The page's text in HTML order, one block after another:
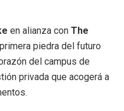
en alianza con The
piedra del futuro
del campus de
privada que acogerá a